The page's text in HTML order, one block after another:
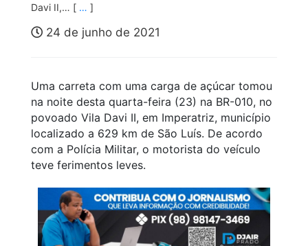
Davi II,… [ … ]
24 de junho de 2021
Uma carreta com uma carga de açúcar tomou
na noite desta quarta-feira (23) na BR-010, no
povoado Vila Davi II, em Imperatriz, município
localizado a 629 km de São Luís. De acordo
com a Polícia Militar, o motorista do veículo
teve ferimentos leves.